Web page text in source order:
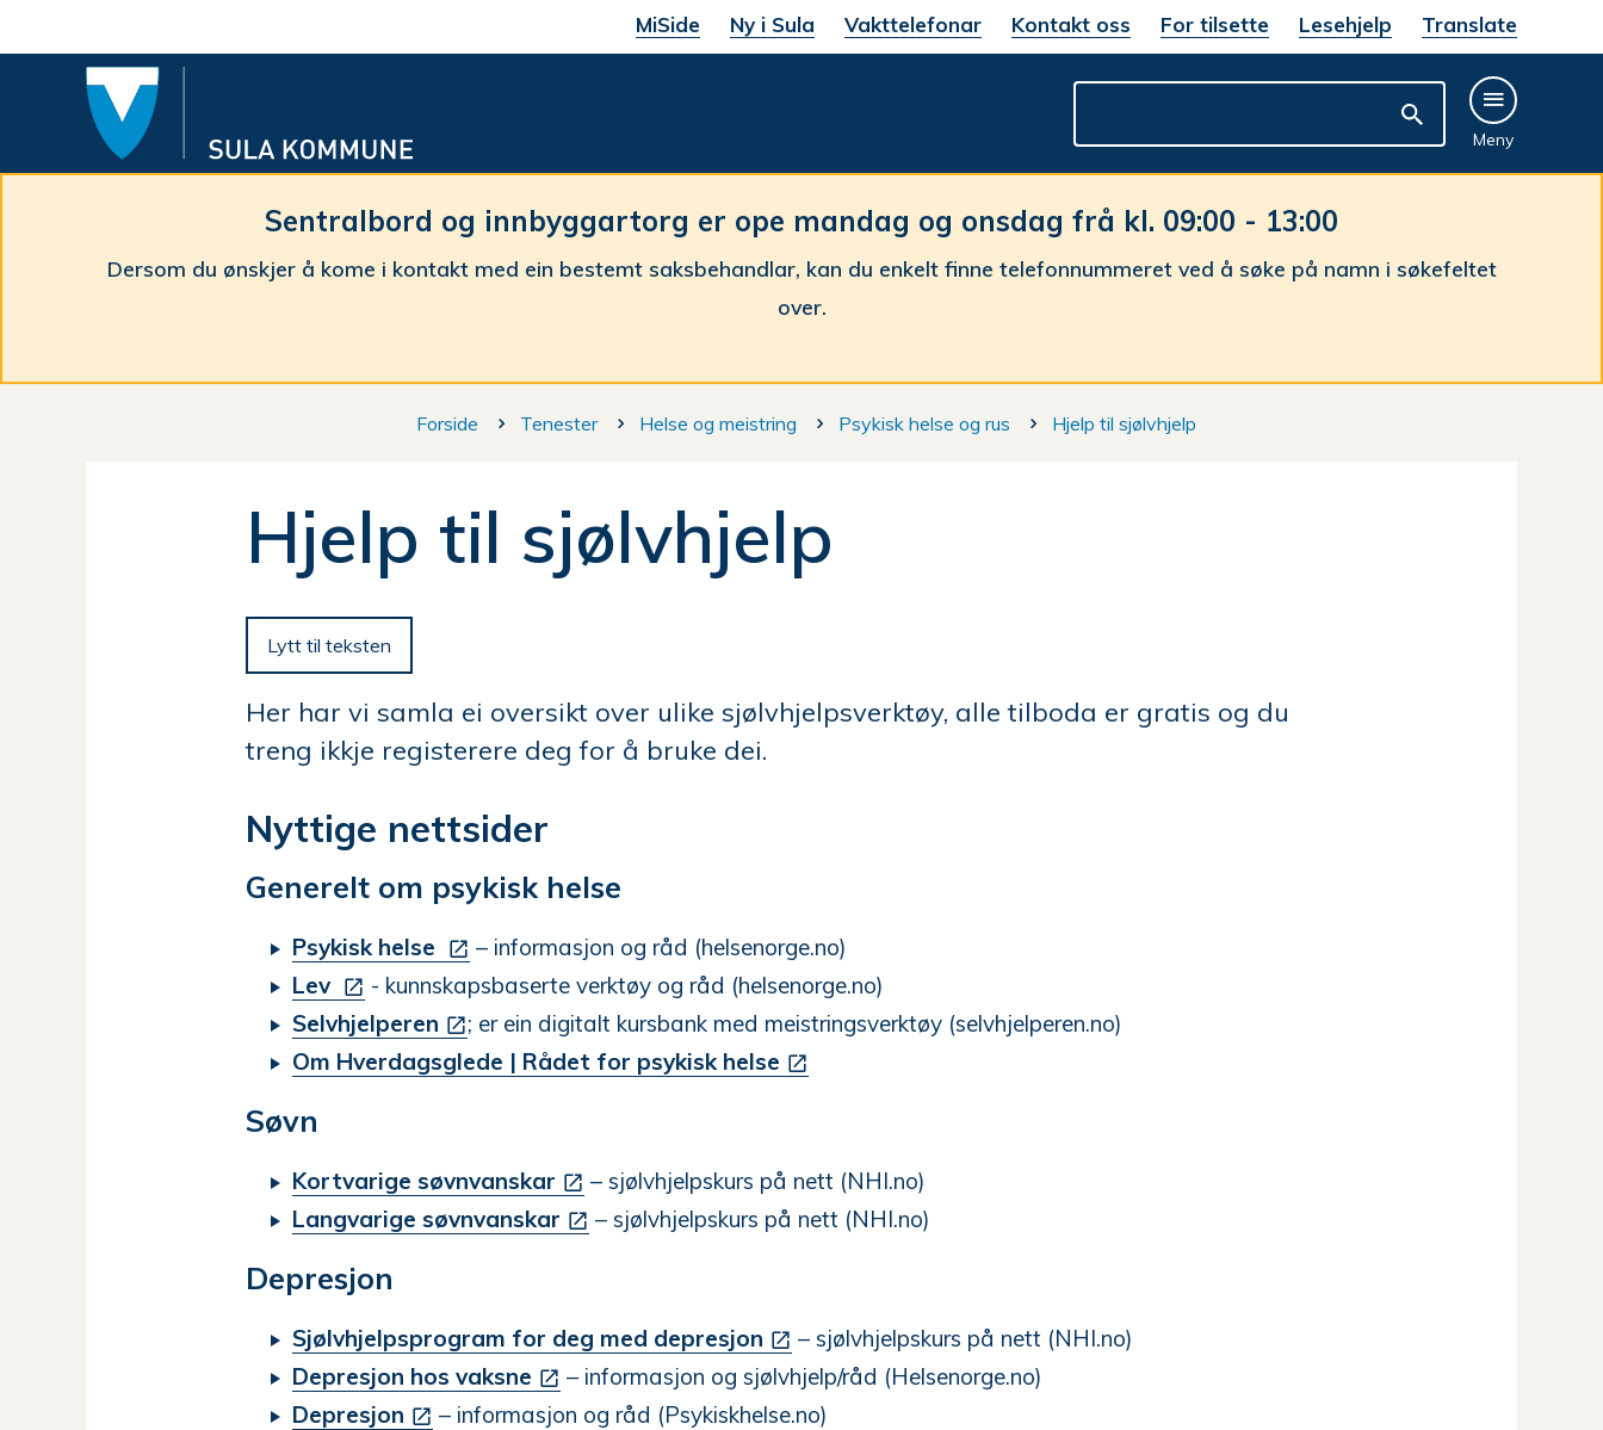
MiSide Ny i Sula Vakttelefonar Kontakt oss For tilsette Lesehjelp Translate
kommune
Meny
Sentralbord og innbyggartorg er ope mandag og onsdag frå kl. 09:00 - 13:00
Dersom du ønskjer å kome i kontakt med ein bestemt saksbehandlar, kan du enkelt finne telefonnummeret ved å søke på namn i søkefeltet
over.
Du
her:
Forside Tenester Helse og meistring Psykisk helse og rus Hjelp til sjølvhjelp
Hjelp til sjølvhjelp
Lytt til teksten
Her har vi samla ei oversikt over ulike sjølvhjelpsverktøy, alle tilboda er gratis og du
treng ikkje registerere deg for å bruke dei.
Nyttige nettsider
Generelt om psykisk helse
Psykisk helse
– informasjon og råd (helsenorge.no)
Lev
- kunnskapsbaserte verktøy og råd (helsenorge.no)
Selvhjelperen
; er ein digitalt kursbank med meistringsverktøy (selvhjelperen.no)
Om Hverdagsglede | Rådet for psykisk helse
Søvn
Kortvarige søvnvanskar
– sjølvhjelpskurs på nett (NHI.no)
Langvarige søvnvanskar
– sjølvhjelpskurs på nett (NHI.no)
Depresjon
Sjølvhjelpsprogram for deg med depresjon
– sjølvhjelpskurs på nett (NHI.no)
Depresjon hos vaksne
– informasjon og sjølvhjelp/råd (Helsenorge.no)
Depresjon
– informasjon og råd (Psykiskhelse.no)